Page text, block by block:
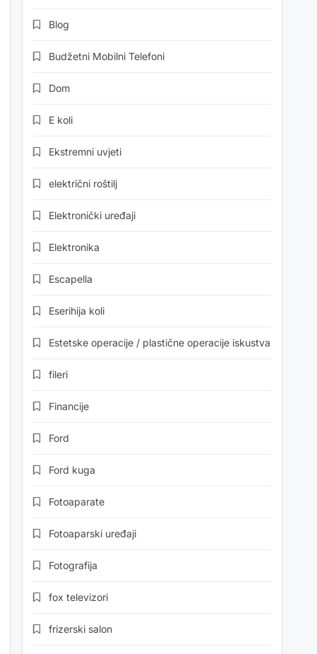
Blog
Budžetni Mobilni Telefoni
Dom
E koli
Ekstremni uvjeti
električni roštilj
Elektronički uređaji
Elektronika
Escapella
Eserihija koli
Estetske operacije / plastične operacije iskustva
fileri
Financije
Ford
Ford kuga
Fotoaparate
Fotoaparski uređaji
Fotografija
fox televizori
frizerski salon